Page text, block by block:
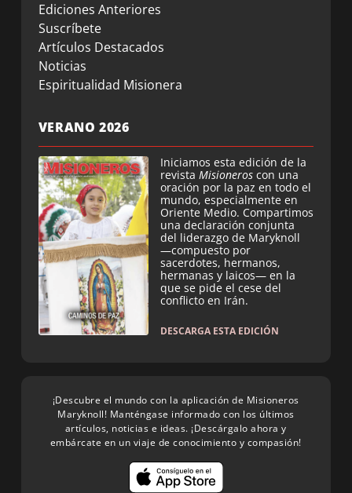
Ediciones Anteriores
Suscríbete
Artículos Destacados
Noticias
Espiritualidad Misionera
VERANO 2026
Iniciamos esta edición de la
revista Misioneros con una
oración por la paz en todo el
mundo, especialmente en
Oriente Medio. Compartimos
una declaración conjunta
del liderazgo de Maryknoll
—compuesto por
sacerdotes, hermanos,
hermanas y laicos— en la
que se pide el cese del
conflicto en Irán.
DESCARGA ESTA EDICIÓN
¡Descubre el mundo con la aplicación de Misioneros
Maryknoll! Manténgase informado con los últimos
artículos, noticias e ideas. ¡Descárgalo ahora y
embárcate en un viaje de conocimiento y compasión!